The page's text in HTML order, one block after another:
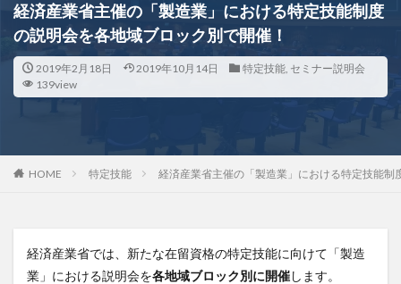
経済産業省主催の「製造業」における特定技能制度
の説明会を各地域ブロック別で開催！
2019年2月18日 2019年10月14日 特定技能, セミナー説明会
139view
HOME 特定技能 経済産業省主催の「製造業」における特定技能
経済産業省では、新たな在留資格の特定技能に向けて「製造
業」における説明会を各地域ブロック別に開催します。